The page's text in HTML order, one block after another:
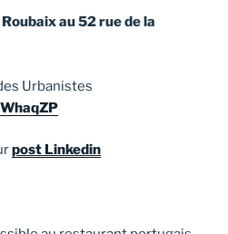
au 52 rue de la
Urbanistes
post Linkedin